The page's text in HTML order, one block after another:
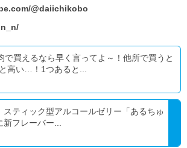
@daiichikobo
で買えるなら早く言ってよ～！他所で買うと
高い…！1つあると...
スティック型アルコールゼリー「あるちゅ
新フレーバー...